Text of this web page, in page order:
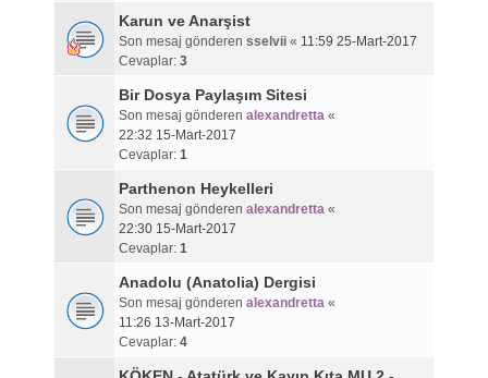
Karun ve Anarşist
Son mesaj gönderen sselvii« 11:59 25-Mart-2017
Cevaplar: 3
Bir Dosya Paylaşım Sitesi
Son mesaj gönderen alexandretta«
22:32 15-Mart-2017
Cevaplar: 1
Parthenon Heykelleri
Son mesaj gönderen alexandretta«
22:30 15-Mart-2017
Cevaplar: 1
Anadolu (Anatolia) Dergisi
Son mesaj gönderen alexandretta«
11:26 13-Mart-2017
Cevaplar: 4